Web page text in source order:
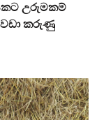
උරුමකම්
වඩා කරුණු